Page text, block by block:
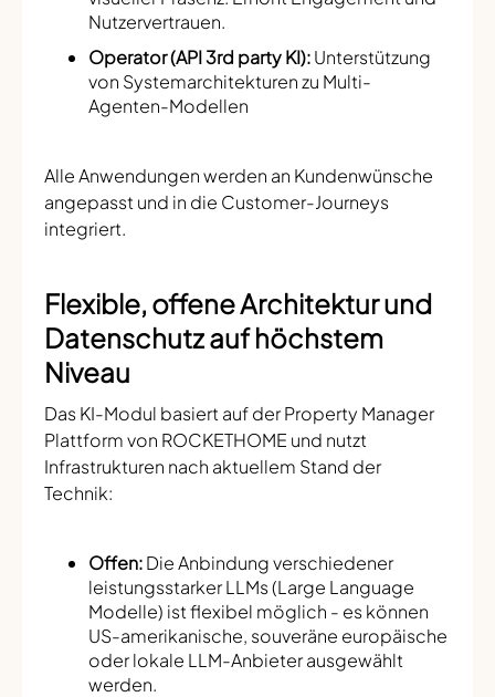
Nutzervertrauen.
Operator (API 3rd party KI):Unterstützung
von Systemarchitekturen zu Multi-
Agenten-Modellen
Alle Anwendungen werden an Kundenwünsche
angepasst und in die Customer-Journeys
integriert.
Flexible, offene Architektur und
Datenschutz auf höchstem
Niveau
Das KI-Modul basiert auf der Property Manager
Plattform von ROCKETHOME und nutzt
Infrastrukturen nach aktuellem Stand der
Technik:
Offen:Die Anbindung verschiedener
leistungsstarker LLMs (Large Language
Modelle) ist flexibel möglich - es können
US-amerikanische, souveräne europäische
oder lokale LLM-Anbieter ausgewählt
werden.